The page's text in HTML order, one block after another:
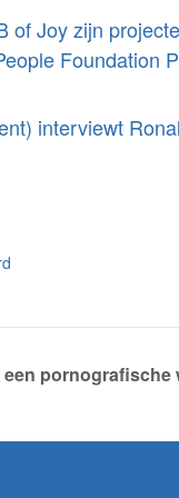
Joy zijn
Foundation
interviewt
pornografische